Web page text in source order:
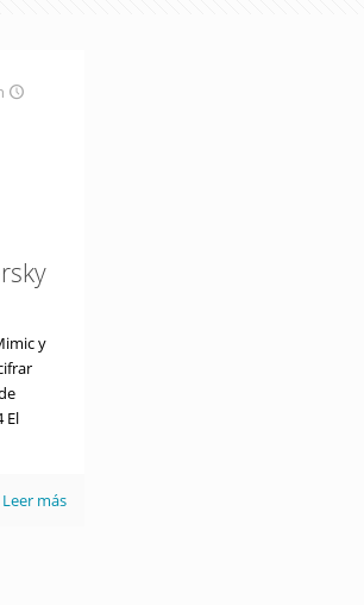
y
El
Leer más